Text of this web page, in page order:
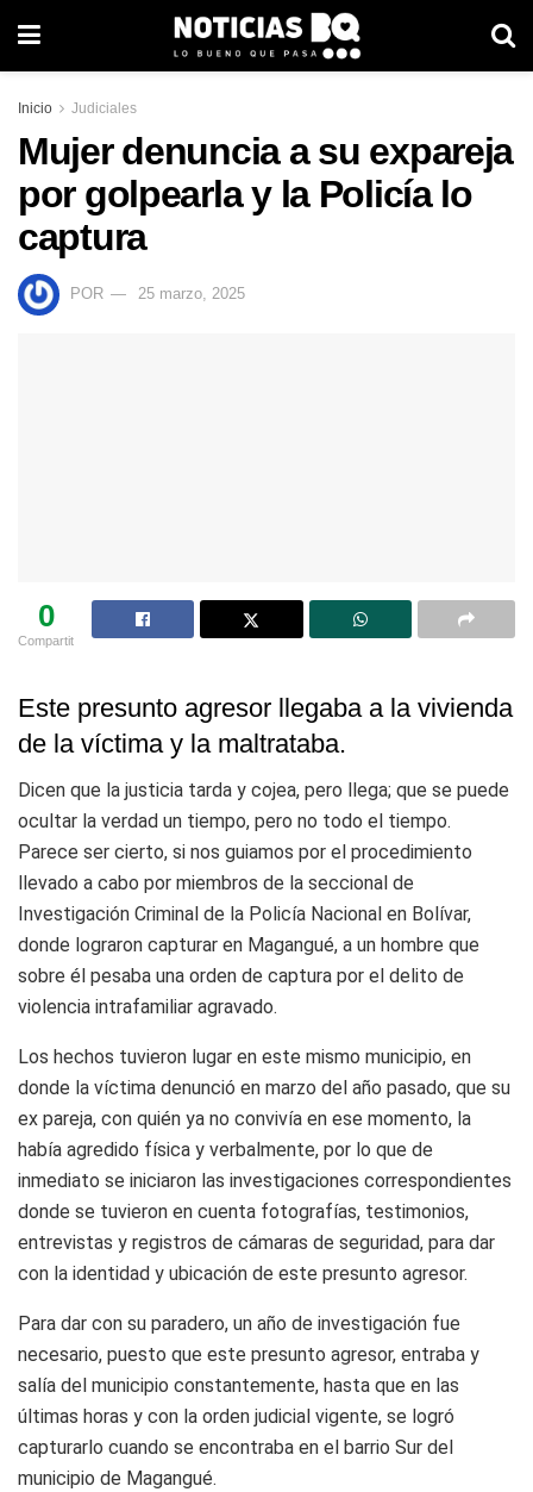
Inicio Judiciales
Mujer denuncia a su expareja
por golpearla y la Policía lo
captura
POR 25 marzo, 2025
0
Compartit
Este presunto agresor llegaba a la vivienda
de la víctima y la maltrataba.
Dicen que la justicia tarda y cojea, pero llega; que se puede
ocultar la verdad un tiempo, pero no todo el tiempo.
Parece ser cierto, si nos guiamos por el procedimiento
llevado a cabo por miembros de la seccional de
Investigación Criminal de la Policía Nacional en Bolívar,
donde lograron capturar en Magangué, a un hombre que
sobre él pesaba una orden de captura por el delito de
violencia intrafamiliar agravado.
Los hechos tuvieron lugar en este mismo municipio, en
donde la víctima denunció en marzo del año pasado, que su
ex pareja, con quién ya no convivía en ese momento, la
había agredido física y verbalmente, por lo que de
inmediato se iniciaron las investigaciones correspondientes
donde se tuvieron en cuenta fotografías, testimonios,
entrevistas y registros de cámaras de seguridad, para dar
con la identidad y ubicación de este presunto agresor.
Para dar con su paradero, un año de investigación fue
necesario, puesto que este presunto agresor, entraba y
salía del municipio constantemente, hasta que en las
últimas horas y con la orden judicial vigente, se logró
capturarlo cuando se encontraba en el barrio Sur del
municipio de Magangué.